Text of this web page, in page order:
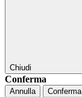
Chiudi
Conferma
Annulla Conferma